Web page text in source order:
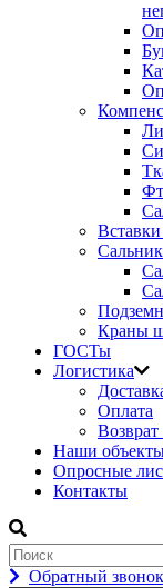
Краны
ГОСТы
Логистика
Оплата
Возврат
Наши
Опросные
Контакты
Обратный звонок